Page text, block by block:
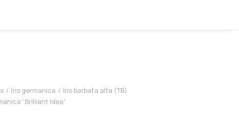
Iris germanica
Iris barbata alta (TB)
“Brilliant Idea”